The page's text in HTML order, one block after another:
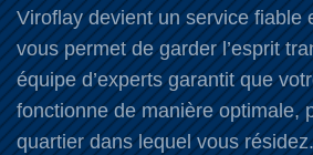
Viroflay devient un service fiable
vous permet de garder l’esprit
équipe d’experts garantit que
fonctionne de manière optimale,
quartier dans lequel vous résidez.